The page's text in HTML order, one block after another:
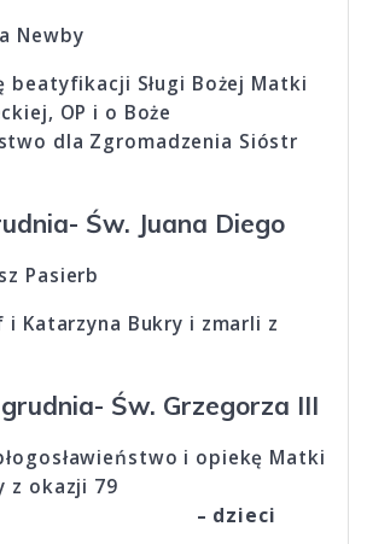
Newby
beatyfikacji Sługi Bożej Matki
OP i o Boże
dla Zgromadzenia Sióstr
Św. Juana Diego
Pasierb
i Katarzyna Bukry i zmarli z
Św. Grzegorza III
i opiekę Matki
z okazji 79
– dzieci